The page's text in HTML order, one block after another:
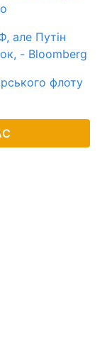
але Путін
- Bloomberg
флоту